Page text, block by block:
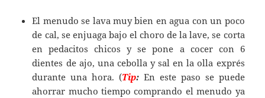
El menudo se lava muy bien en agua con un poco
de cal, se enjuaga bajo el choro de la lave, se corta
en pedacitos chicos y se pone a cocer con 6
dientes de ajo, una cebolla y sal en la olla exprés
durante una hora. (Tip: En este paso se puede
ahorrar mucho tiempo comprando el menudo ya